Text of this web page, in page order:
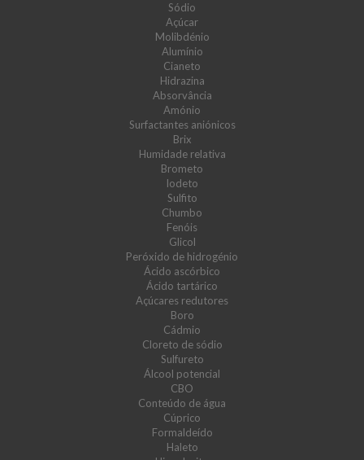
Sódio
Açúcar
Molibdénio
Alumínio
Cianeto
Hidrazina
Absorvância
Amónio
Surfactantes aniónicos
Brix
Humidade relativa
Brometo
Iodeto
Sulfito
Chumbo
Fenóis
Glicol
Peróxido de hidrogénio
Ácido ascórbico
Ácido tartárico
Açúcares redutores
Boro
Cádmio
Cloreto de sódio
Sulfureto
Álcool potencial
CBO
Conteúdo de água
Cúprico
Formaldeído
Haleto